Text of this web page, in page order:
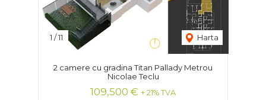
1 /11 Harta
2 camere cu gradina Titan Pallady Metrou
Nicolae Teclu
109,500 € + 21% TVA